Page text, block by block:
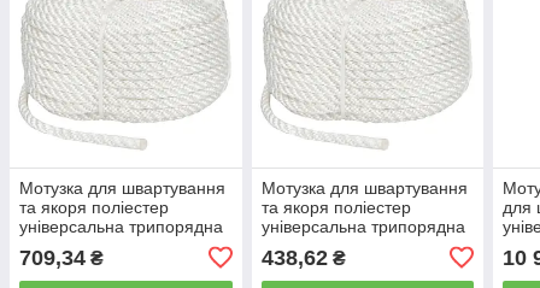
Мотузка для швартування
та якоря поліестер
універсальна трипорядна
709,34 ₴
Мотузка для швартування
та якоря поліестер
універсальна трипорядна
438,62₴
для
10